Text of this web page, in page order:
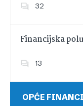
32
Financijska
13
OPĆE